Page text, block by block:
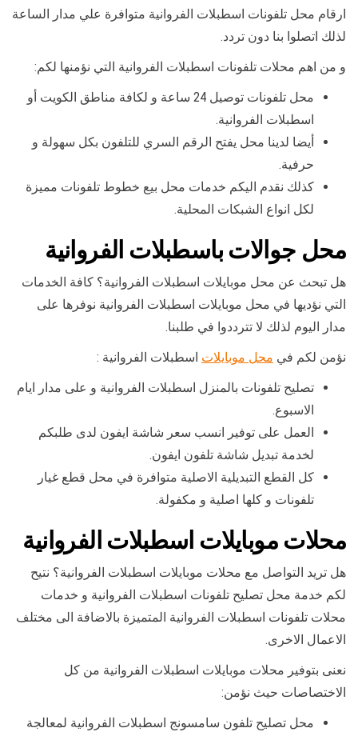
ارقام محل تلفونات اسطبلات الفروانية متوافرة علي مدار الساعة
لذلك اتصلوا بنا دون تردد.
و من اهم محلات تلفونات اسطبلات الفروانية التي نؤمنها لكم:
محل تلفونات توصيل 24 ساعة و لكافة مناطق الكويت أو
اسطبلات الفروانية.
أيضا لدينا محل يفتح الرقم السري للتلفون بكل سهولة و
حرفية.
كذلك نقدم اليكم خدمات محل بيع خطوط تلفونات مميزة
لكل انواع الشبكات المحلية.
محل جوالات باسطبلات الفروانية
هل تبحث عن محل موبايلات اسطبلات الفروانية؟ كافة الخدمات
التي نؤديها في محل موبايلات اسطبلات الفروانية نوفرها على
مدار اليوم لذلك لا تترددوا في طلبنا.
نؤمن لكم في محل موبايلات اسطبلات الفروانية :
تصليح تلفونات بالمنزل اسطبلات الفروانية و على مدار ايام
الاسبوع.
العمل على توفير انسب سعر شاشة ايفون لدى طلبكم
لخدمة تبديل شاشة تلفون ايفون.
كل القطع التبديلية الاصلية متوافرة في محل قطع غيار
تلفونات و كلها اصلية و مكفولة.
محلات موبايلات اسطبلات الفروانية
هل تريد التواصل مع محلات موبايلات اسطبلات الفروانية؟ نتيح
لكم خدمة محل تصليح تلفونات اسطبلات الفروانية و خدمات
محلات تلفونات اسطبلات الفروانية المتميزة بالاضافة الى مختلف
الاعمال الاخرى.
نعنى بتوفير محلات موبايلات اسطبلات الفروانية من كل
الاختصاصات حيث نؤمن:
محل تصليح تلفون سامسونج اسطبلات الفروانية لمعالجة